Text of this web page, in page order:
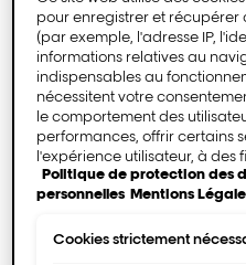
pour enregistrer et récupérer
(par exemple, l'adresse IP,
informations relatives au
indispensables au
nécessitent votre
le comportement des
performances, offrir certains
l'expérience utilisateur, à des
intégrer des médias externes.
indispensables peuvent être
»). Il est également possible
Politique de protection des
personnelles Mentions
Cookies strictement